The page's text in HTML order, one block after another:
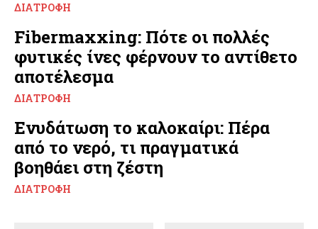
ΔΙΑΤΡΟΦΉ
Fibermaxxing: Πότε οι πολλές
φυτικές ίνες φέρνουν το αντίθετο
αποτέλεσμα
ΔΙΑΤΡΟΦΉ
Ενυδάτωση το καλοκαίρι: Πέρα
από το νερό, τι πραγματικά
βοηθάει στη ζέστη
ΔΙΑΤΡΟΦΉ